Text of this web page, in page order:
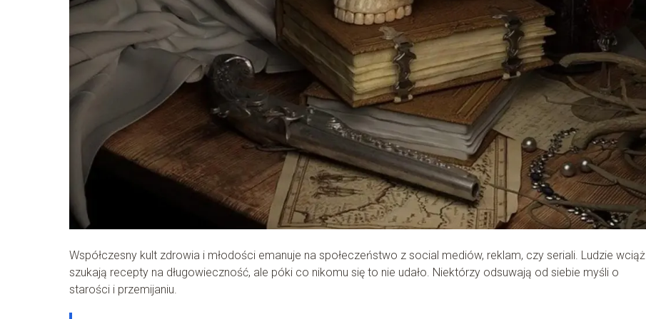
Współczesny kult zdrowia i młodości emanuje na społeczeństwo z social mediów, reklam, czy seriali. Ludzie wciąż
szukają recepty na długowieczność, ale póki co nikomu się to nie udało. Niektórzy odsuwają od siebie myśli o
starości i przemijaniu.